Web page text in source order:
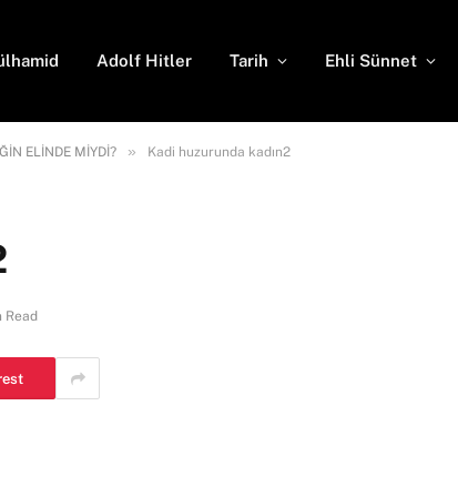
Adolf Hitler Tarih Ehli Sünnet
ELİNDE MİYDİ? » Kadi huzurunda kadın2
Read